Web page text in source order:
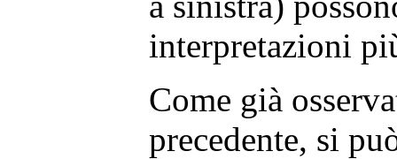
interpretazioni
Come già
precedente, si